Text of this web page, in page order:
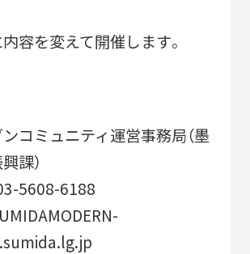
容を変えて開催します。
コミュニティ運営事務局（墨
課）
5608-6188